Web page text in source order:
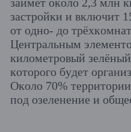
застройки и включит
от одно- до
Центральным
километровый
которого будет
Около 70%
под озеленение и